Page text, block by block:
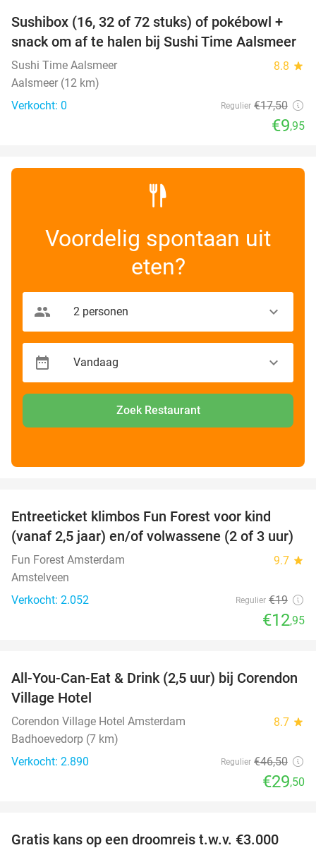
43%
TODAY
Sushibox (16, 32 of 72 stuks) of pokébowl +
snack om af te halen bij Sushi Time Aalsmeer
Sushi Time Aalsmeer 8.8 star
Aalsmeer (12 km)
Verkocht: 0
Regulier €17,50
€9,95
Voordelig spontaan uit
eten?
Zoek Restaurant
Entreeticket klimbos Fun Forest voor kind
(vanaf 2,5 jaar) en/of volwassene (2 of 3 uur)
Fun Forest Amsterdam 9.7 star
Amstelveen
Verkocht: 2.052
Regulier €19
€12,95
37%
All-You-Can-Eat & Drink (2,5 uur) bij Corendon
Village Hotel
Corendon Village Hotel Amsterdam 8.7 star
Badhoevedorp (7 km)
Verkocht: 2.890
Regulier €46,50
€29,50
Gratis kans op een droomreis t.w.v. €3.000